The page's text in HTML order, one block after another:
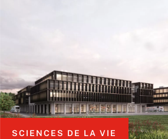
SCIENCES DE LA VIE